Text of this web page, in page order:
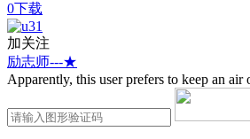
0下载
加关注
励志师---★
Apparently, this user prefers to keep an air